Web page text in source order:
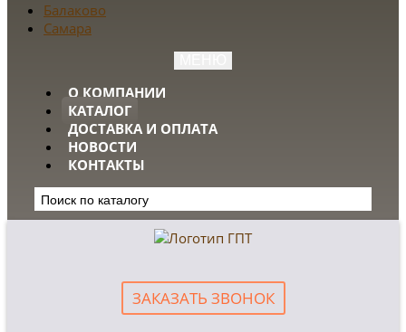
Балаково
Самара
О КОМПАНИИ
КАТАЛОГ
ДОСТАВКА И ОПЛАТА
НОВОСТИ
КОНТАКТЫ
ЗАКАЗАТЬ ЗВОНОК